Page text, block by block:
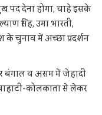
पद देना होगा, चाहे इसके
सिंह, उमा भारती,
के चुनाव में अच्छा प्रदर्शन
बंगाल व असम में जेहादी
कोलकाता से लेकर